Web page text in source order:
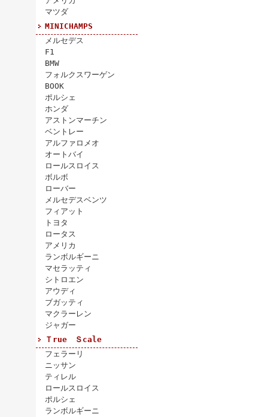
マツダ
MINICHAMPS
メルセデス
F1
BMW
フォルクスワーゲン
BOOK
ポルシェ
ホンダ
アストンマーチン
ベントレー
アルファロメオ
オートバイ
ロールスロイス
ボルボ
ローバー
メルセデスベンツ
フィアット
トヨタ
ロータス
アメリカ
ランボルギーニ
マセラッティ
シトロエン
アウディ
ブガッティ
マクラーレン
ジャガー
Ｔrue Ｓcale
フェラーリ
ニッサン
ティレル
ロールスロイス
ポルシェ
ランボルギーニ